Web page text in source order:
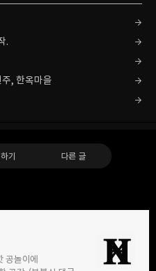
.
, 한옥마을
기 다른 글
공놀이에
라인